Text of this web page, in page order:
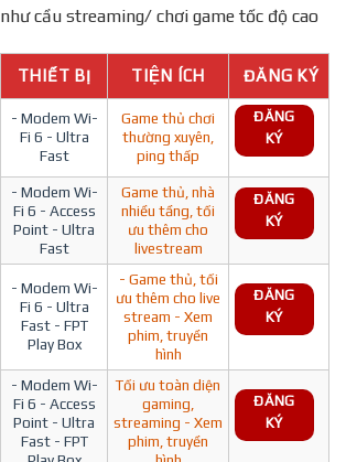
cầu streaming/ chơi game tốc độ cao
THIẾT BỊ TIỆN ÍCH ĐĂNG KÝ
- Modem Wi-
Fi 6 - Ultra
Fast
Game thủ chơi
thường xuyên,
ping thấp
ĐĂNG
KÝ
- Modem Wi-
Fi 6 - Access
Point - Ultra
Fast
Game thủ, nhà
nhiều tầng, tối
ưu thêm cho
livestream
ĐĂNG
KÝ
- Modem Wi-
Fi 6 - Ultra
Fast - FPT
Play Box
- Game thủ, tối
ưu thêm cho live
stream - Xem
phim, truyền
hình
ĐĂNG
KÝ
- Modem Wi-
Fi 6 - Access
Point - Ultra
Fast - FPT
Tối ưu toàn diện
gaming,
streaming - Xem
phim, truyền
ĐĂNG
KÝ